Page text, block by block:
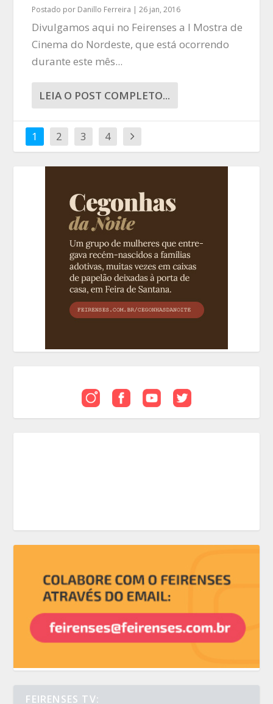
Postado por Danillo Ferreira |26 jan, 2016
Divulgamos aqui no Feirenses a I Mostra de
Cinema do Nordeste, que está ocorrendo
durante este mês...
LEIA O POST COMPLETO...
1 2 3 4
FEIRENSES TV: